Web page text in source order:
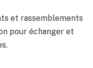
et rassemblements
pour échanger et